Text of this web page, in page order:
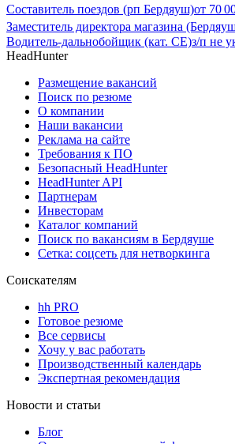
Составитель поездов (рп Бердяуш)от 70
Заместитель директора магазина
Водитель-дальнобойщик (кат. CE)з/п не
HeadHunter
Размещение вакансий
Поиск по резюме
О компании
Наши вакансии
Реклама на сайте
Требования к ПО
Безопасный HeadHunter
HeadHunter API
Партнерам
Инвесторам
Каталог компаний
Поиск по вакансиям в Бердяуше
Сетка: соцсеть для нетворкинга
Соискателям
hh PRO
Готовое резюме
Все сервисы
Хочу у вас работать
Производственный календарь
Экспертная рекомендация
Новости и статьи
Блог